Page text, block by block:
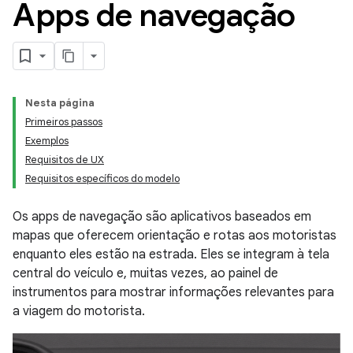
Apps de navegação
Nesta página
Primeiros passos
Exemplos
Requisitos de UX
Requisitos específicos do modelo
Os apps de navegação são aplicativos baseados em
mapas que oferecem orientação e rotas aos motoristas
enquanto eles estão na estrada. Eles se integram à tela
central do veículo e, muitas vezes, ao painel de
instrumentos para mostrar informações relevantes para
a viagem do motorista.